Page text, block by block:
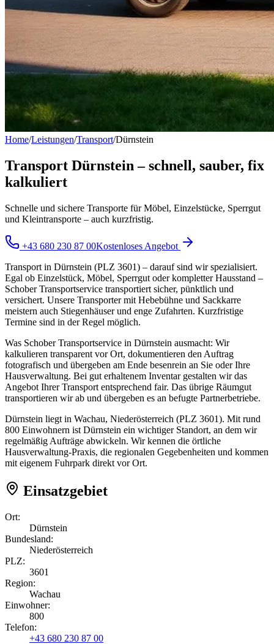
Home/Leistungen/Transport/Dürnstein
Transport Dürnstein – schnell, sauber, fix
kalkuliert
Schnelle und sichere Transporte für Möbel, Einzelstücke, Sperrgut
und Kleintransporte – auch kurzfristig.
+43 680 230 87 00Kostenloses Angebot
Transport in Dürnstein (PLZ 3601) – darauf sind wir spezialisiert.
Egal ob Einzelstück, Möbel, Sperrgut oder kompletter Hausstand –
Schober Transportservice transportiert sicher, pünktlich und
versichert. Unsere Transporter mit Hebebühne und Sackkarre
meistern auch Stiegenhäuser und enge Zufahrten. Kurzfristige
Termine sind in der Regel möglich.
Was Schober Transportservice in Dürnstein ausmacht: Wir
kalkulieren transparent vor Ort, dokumentieren den Auftrag
fotografisch und übergeben am Ende besenrein an Sie oder Ihre
Hausverwaltung. Bei gut erhaltenem Inventar gestalten wir das
Angebot Ihrer Transport entsprechend fair. Das übrige Räumgut
transportieren wir ab und übergeben es an befugte Partnerbetriebe.
Dürnstein liegt in Wachau, Niederösterreich (PLZ 3601). Mit rund
800 Einwohnern ist Dürnstein ein wichtiger Standort, an dem wir
regelmäßig Aufträge abwickeln. Wir kennen die örtliche
Hausverwaltung-Praxis, die regionalen Gegebenheiten und kommen
mit eigenem Fuhrpark direkt vor Ort.
Einsatzgebiet
Ort:
Dürnstein
Bundesland:
Niederösterreich
PLZ:
3601
Region:
Wachau
Einwohner:
800
Telefon:
+43 680 230 87 00